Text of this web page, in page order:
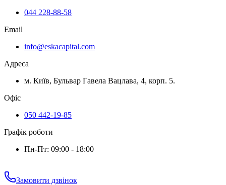
044 228-88-58
Email
info@eskacapital.com
Адреса
м. Київ, Бульвар Гавела Вацлава, 4, корп. 5.
Офіс
050 442-19-85
Графік роботи
Пн-Пт: 09:00 - 18:00
Замовити дзвінок